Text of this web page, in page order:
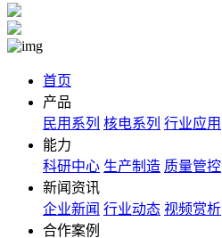
首页
产品
民用系列 核电系列 行业应用
能力
科研中心 生产制造 质量管控
新闻资讯
企业新闻 行业动态 视频赏析
合作案例